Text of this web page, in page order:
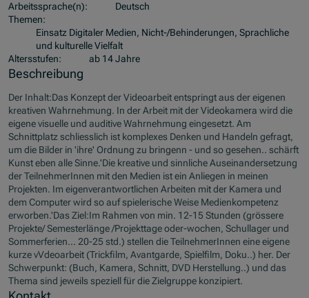
Arbeitssprache(n):
Deutsch
Themen:
Einsatz Digitaler Medien, Nicht-/Behinderungen, Sprachliche
und kulturelle Vielfalt
Altersstufen:
ab 14 Jahre
Beschreibung
Der Inhalt:Das Konzept der Videoarbeit entspringt aus der eigenen
kreativen Wahrnehmung. In der Arbeit mit der Videokamera wird die
eigene visuelle und auditive Wahrnehmung eingesetzt. Am
Schnittplatz schliesslich ist komplexes Denken und Handeln gefragt,
um die Bilder in 'ihre' Ordnung zu bringenn - und so gesehen.. schärft
Kunst eben alle Sinne.'Die kreative und sinnliche Auseinandersetzung
der TeilnehmerInnen mit den Medien ist ein Anliegen in meinen
Projekten. Im eigenverantwortlichen Arbeiten mit der Kamera und
dem Computer wird so auf spielerische Weise Medienkompetenz
erworben.'Das Ziel:Im Rahmen von min. 12-15 Stunden (grössere
Projekte/ Semesterlänge /Projekttage oder-wochen, Schullager und
Sommerferien… 20-25 std.) stellen die TeilnehmerInnen eine eigene
kurze vVdeoarbeit (Trickfilm, Avantgarde, Spielfilm, Doku..) her. Der
Schwerpunkt: (Buch, Kamera, Schnitt, DVD Herstellung..) und das
Thema sind jeweils speziell für die Zielgruppe konzipiert.